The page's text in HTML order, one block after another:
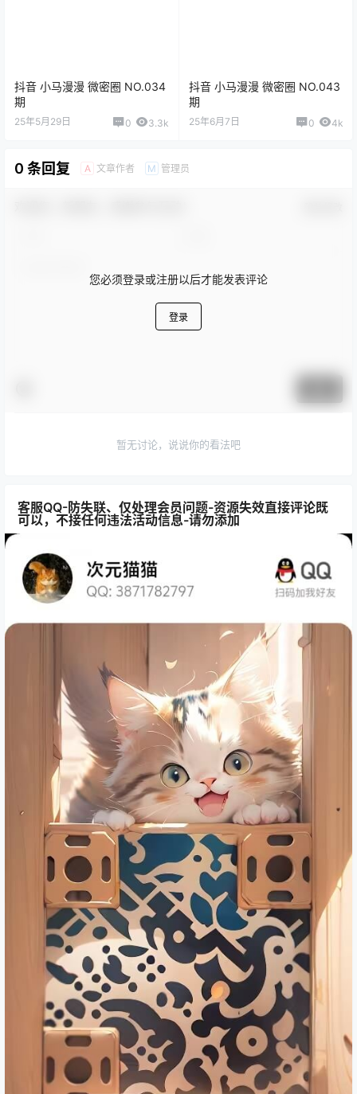
抖音 小马漫漫 微密圈 NO.034
期
25年5月29日 0 3.3k
抖音 小马漫漫 微密圈 NO.043
期
25年6月7日 0 4k
0 条回复 A 文章作者 M 管理员
您必须登录或注册以后才能发表评论
登录
暂无讨论，说说你的看法吧
客服QQ-防失联、仅处理会员问题-资源失效直接评论既
可以，不接任何违法活动信息-请勿添加